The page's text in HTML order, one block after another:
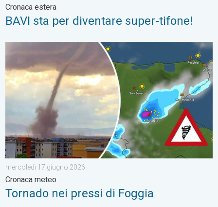
Cronaca estera
BAVI sta per diventare super-tifone!
Tornado nei pressi di Foggia. Cronaca meteo. . . mercoledì
mercoledì 17 giugno 2026
Cronaca meteo
Tornado nei pressi di Foggia